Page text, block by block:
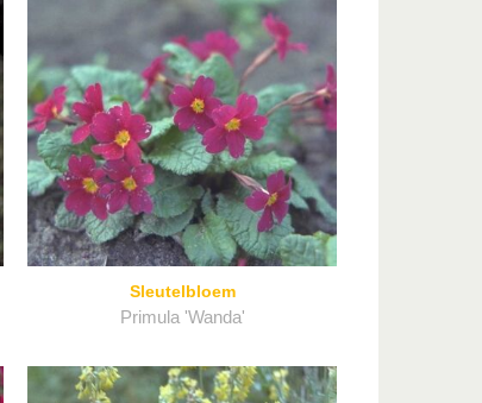
Sleutelbloem
Primula 'Wanda'